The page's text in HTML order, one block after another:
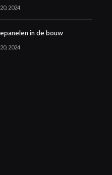
2024
in de bouw
2024